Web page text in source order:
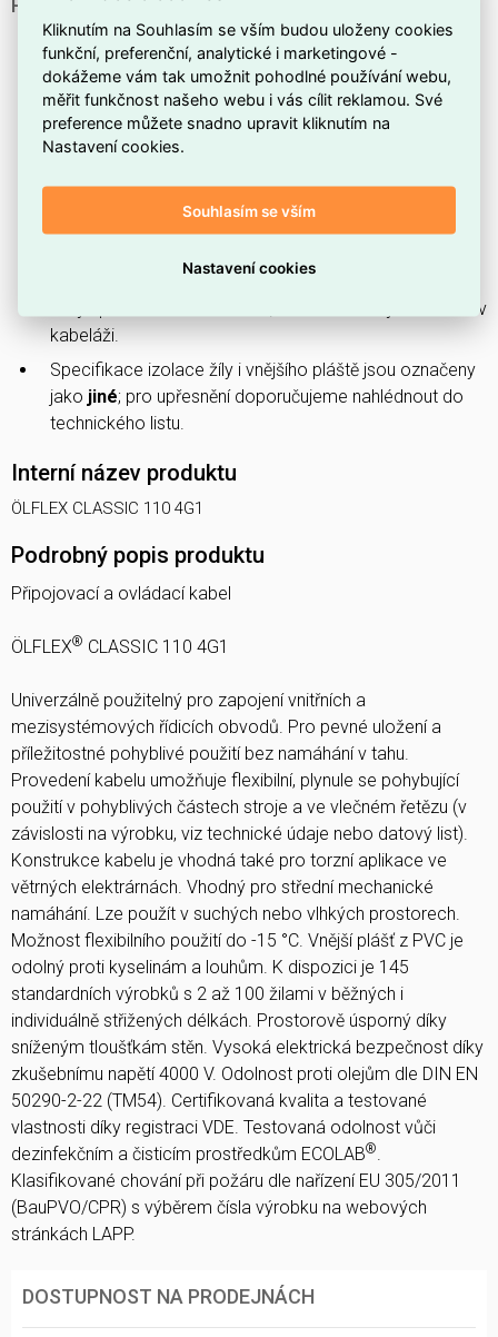
PROČ SI VYBRAT TENTO OVLÁDACÍ KABEL?
Tento ovládací kabel patří do produktové řadyOLFLEX
CLASSIC 110.
Má4 žíly, vhodné pro rozdělení ovládacích obvodů a
signálů.
Jmenovitý průřez vodiče je
proudovou zatížitelnost.
bez stínění, proto je určen pro aplikace, kde
barvu, která usnadňuje orientaci v
kabeláži.
Specifikace izolace žíly i vnějšího pláště jsou označeny
jako jiné; pro upřesnění doporučujeme nahlédnout do
technického listu.
Interní název produktu
ÖLFLEX CLASSIC 110 4G1
Podrobný popis produktu
Připojovací a ovládací kabel
ÖLFLEX® CLASSIC 110 4G1
Univerzálně použitelný pro zapojení vnitřních a
mezisystémových řídicích obvodů. Pro pevné uložení a
příležitostné pohyblivé použití bez namáhání v tahu.
Provedení kabelu umožňuje flexibilní, plynule se pohybující
použití v pohyblivých částech stroje a ve vlečném řetězu (v
závislosti na výrobku, viz technické údaje nebo datový list).
Konstrukce kabelu je vhodná také pro torzní aplikace ve
větrných elektrárnách. Vhodný pro střední mechanické
namáhání. Lze použít v suchých nebo vlhkých prostorech.
Možnost flexibilního použití do -15 °C. Vnější plášť z PVC je
odolný proti kyselinám a louhům. K dispozici je 145
standardních výrobků s 2 až 100 žilami v běžných i
individuálně střižených délkách. Prostorově úsporný díky
sníženým tloušťkám stěn. Vysoká elektrická bezpečnost díky
zkušebnímu napětí 4000 V. Odolnost proti olejům dle DIN EN
50290-2-22 (TM54). Certifikovaná kvalita a testované
vlastnosti díky registraci VDE. Testovaná odolnost vůči
dezinfekčním a čisticím prostředkům ECOLAB®.
Klasifikované chování při požáru dle nařízení EU 305/2011
(BauPVO/CPR) s výběrem čísla výrobku na webových
stránkách LAPP.
DOSTUPNOST NA PRODEJNÁCH
Kliknutím na Souhlasím se vším budou uloženy cookies
funkční, preferenční, analytické i marketingové -
dokážeme vám tak umožnit pohodlné používání webu,
měřit funkčnost našeho webu i vás cílit reklamou. Své
preference můžete snadno upravit kliknutím na
Nastavení cookies.
Souhlasím se vším
Nastavení cookies